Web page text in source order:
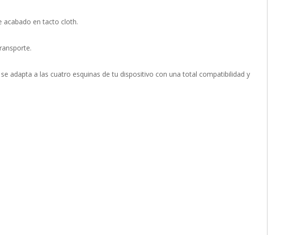
acabado en tacto cloth.
adapta a las cuatro esquinas de tu dispositivo con una total compatibilidad y